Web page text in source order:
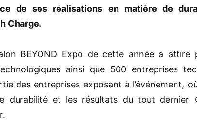
de ses réalisations en matière de
Charge.
BEYOND Expo de cette année a attiré
ainsi que 500 entreprises
des entreprises exposant à l’événement,
durabilité et les résultats du tout dernier